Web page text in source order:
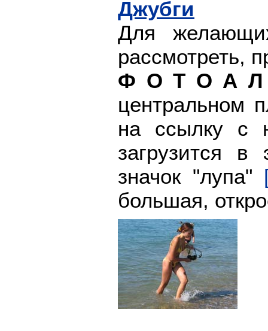
Джубги
Для
рассмотреть,
Ф О Т О А
центральном
на ссылку с
загрузится
значок "лупа"
большая,